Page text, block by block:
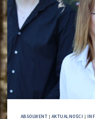
ABSOLWENT | AKTUALNOŚCI |